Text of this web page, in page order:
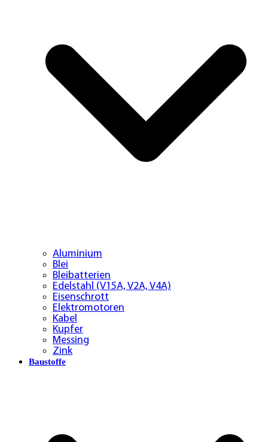
Aluminium
Blei
Bleibatterien
Edelstahl (V15A, V2A, V4A)
Eisenschrott
Elektromotoren
Kabel
Kupfer
Messing
Zink
Baustoffe